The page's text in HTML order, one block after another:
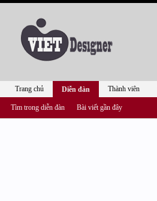
Trang chủ Diễn đàn
Tìm trong diễn đàn Bài viết gần đây
Thành viên